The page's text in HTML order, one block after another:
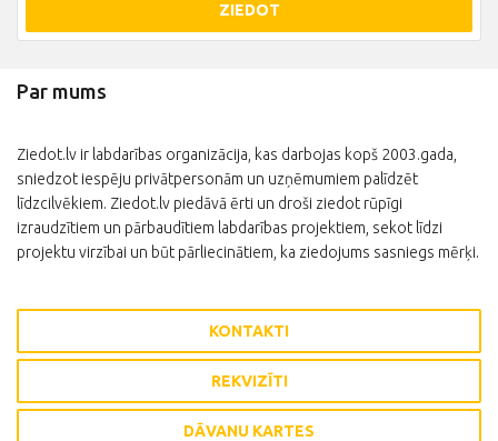
ZIEDOT
Par mums
Ziedot.lv ir labdarības organizācija, kas darbojas kopš 2003.gada,
sniedzot iespēju privātpersonām un uzņēmumiem palīdzēt
līdzcilvēkiem. Ziedot.lv piedāvā ērti un droši ziedot rūpīgi
izraudzītiem un pārbaudītiem labdarības projektiem, sekot līdzi
projektu virzībai un būt pārliecinātiem, ka ziedojums sasniegs mērķi.
KONTAKTI
REKVIZĪTI
DĀVANU KARTES